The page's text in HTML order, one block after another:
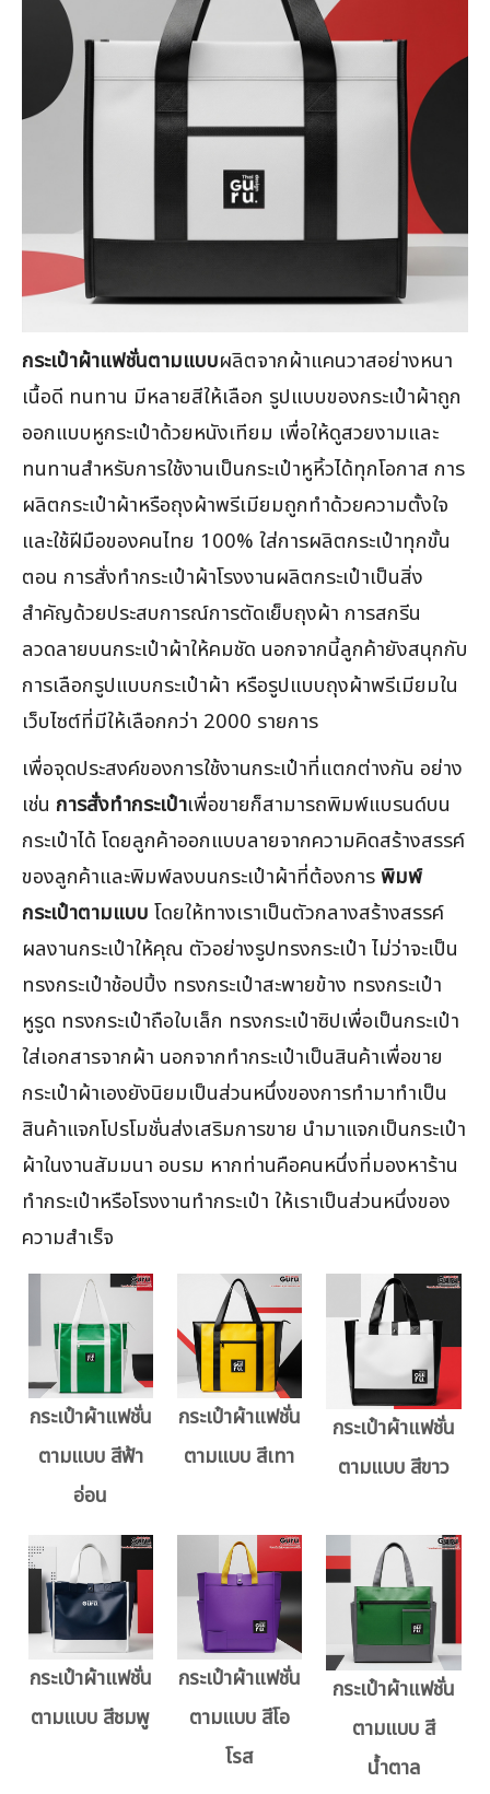
กระเป๋าผ้าแฟชั่นตามแบบผลิตจากผ้าแคนวาสอย่างหนา
เนื้อดี ทนทาน มีหลายสีให้เลือก รูปแบบของกระเป๋าผ้าถูก
ออกแบบหูกระเป๋าด้วยหนังเทียม เพื่อให้ดูสวยงามและ
ทนทานสำหรับการใช้งานเป็นกระเป๋าหูหิ้วได้ทุกโอกาส การ
ผลิตกระเป๋าผ้าหรือถุงผ้าพรีเมียมถูกทำด้วยความตั้งใจ
และใช้ฝีมือของคนไทย 100% ใส่การผลิตกระเป๋าทุกขั้น
ตอน การสั่งทำกระเป๋าผ้าโรงงานผลิตกระเป๋าเป็นสิ่ง
สำคัญด้วยประสบการณ์การตัดเย็บถุงผ้า การสกรีน
ลวดลายบนกระเป๋าผ้าให้คมชัด นอกจากนี้ลูกค้ายังสนุกกับ
การเลือกรูปแบบกระเป๋าผ้า หรือรูปแบบถุงผ้าพรีเมียมใน
เว็บไซต์ที่มีให้เลือกกว่า 2000 รายการ
เพื่อจุดประสงค์ของการใช้งานกระเป๋าที่แตกต่างกัน อย่าง
เช่น การสั่งทำกระเป๋าเพื่อขายก็สามารถพิมพ์แบรนด์บน
กระเป๋าได้ โดยลูกค้าออกแบบลายจากความคิดสร้างสรรค์
ของลูกค้าและพิมพ์ลงบนกระเป๋าผ้าที่ต้องการพิมพ์
กระเป๋าตามแบบ โดยให้ทางเราเป็นตัวกลางสร้างสรรค์
ผลงานกระเป๋าให้คุณ ตัวอย่างรูปทรงกระเป๋า ไม่ว่าจะเป็น
ทรงกระเป๋าช้อปปิ้ง ทรงกระเป๋าสะพายข้าง ทรงกระเป๋า
หูรูด ทรงกระเป๋าถือใบเล็ก ทรงกระเป๋าซิปเพื่อเป็นกระเป๋า
ใส่เอกสารจากผ้า นอกจากทำกระเป๋าเป็นสินค้าเพื่อขาย
กระเป๋าผ้าเองยังนิยมเป็นส่วนหนึ่งของการทำมาทำเป็น
สินค้าแจกโปรโมชั่นส่งเสริมการขาย นำมาแจกเป็นกระเป๋า
ผ้าในงานสัมมนา อบรม หากท่านคือคนหนึ่งที่มองหาร้าน
ทำกระเป๋าหรือโรงงานทำกระเป๋า ให้เราเป็นส่วนหนึ่งของ
ความสำเร็จ
กระเป๋าผ้าแฟชั่น
ตามแบบ สีฟ้า
อ่อน
กระเป๋าผ้าแฟชั่น
ตามแบบ สีเทา
กระเป๋าผ้าแฟชั่น
ตามแบบ สีขาว
กระเป๋าผ้าแฟชั่น
ตามแบบ สีชมพู
กระเป๋าผ้าแฟชั่น
ตามแบบ สีโอ
โรส
กระเป๋าผ้าแฟชั่น
ตามแบบ สี
น้ำตาล